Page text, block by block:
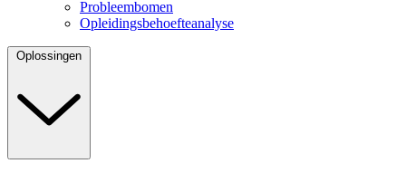
Probleembomen
Opleidingsbehoefteanalyse
Oplossingen